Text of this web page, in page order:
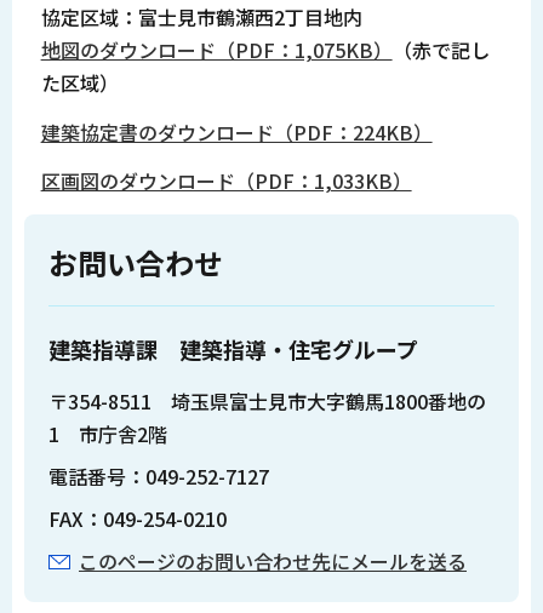
協定区域：富士見市鶴瀬西2丁目地内
地図のダウンロード（PDF：1,075KB）
（赤で記し
た区域）
建築協定書のダウンロード（PDF：224KB）
区画図のダウンロード（PDF：1,033KB）
お問い合わせ
建築指導課 建築指導・住宅グループ
〒354-8511 埼玉県富士見市大字鶴馬1800番地の
1 市庁舎2階
電話番号：049-252-7127
FAX：049-254-0210
このページのお問い合わせ先にメールを送る